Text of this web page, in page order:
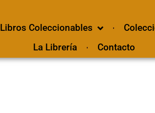
Libros Coleccionables
La Librería
Contacto